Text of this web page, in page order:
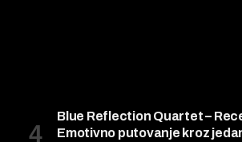
Blue Reflection Quartet –
Emotivno putovanje kroz